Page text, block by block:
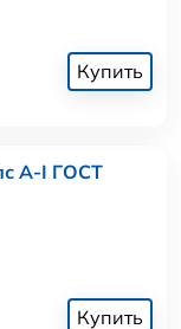
Купить
А-I ГОСТ
Купить